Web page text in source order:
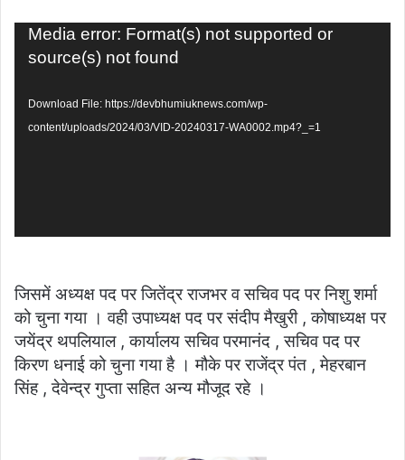
Video
Player
Media error: Format(s) not supported or
source(s) not found
Download File: https://devbhumiuknews.com/wp-
content/uploads/2024/03/VID-20240317-WA0002.mp4?_=1
जिसमें अध्यक्ष पद पर जितेंद्र राजभर व सचिव पद पर निशु शर्मा
को चुना गया । वही उपाध्यक्ष पद पर संदीप मैखुरी , कोषाध्यक्ष पर
जयेंद्र थपलियाल , कार्यालय सचिव परमानंद , सचिव पद पर
किरण धनाई को चुना गया है । मौके पर राजेंद्र पंत , मेहरबान
सिंह , देवेन्द्र गुप्ता सहित अन्य मौजूद रहे ।